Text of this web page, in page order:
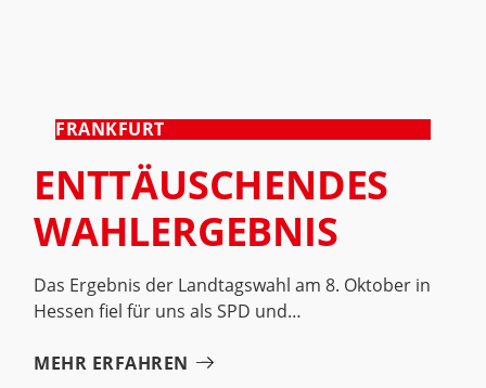
FRANKFURT
ENTTÄUSCHENDES
WAHLERGEBNIS
Das Ergebnis der Landtagswahl am 8. Oktober in
Hessen fiel für uns als SPD und
MEHR ERFAHREN